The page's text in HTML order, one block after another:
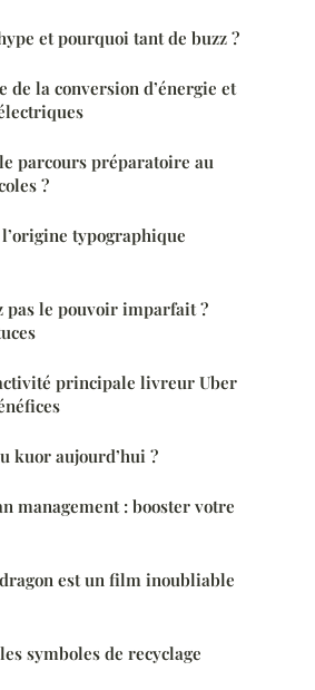
et pourquoi tant de buzz ?
de la conversion d’énergie et
parcours préparatoire au
?
typographique
pas le pouvoir imparfait ?
principale livreur Uber
kuor aujourd’hui ?
management : booster votre
est un film inoubliable
symboles de recyclage